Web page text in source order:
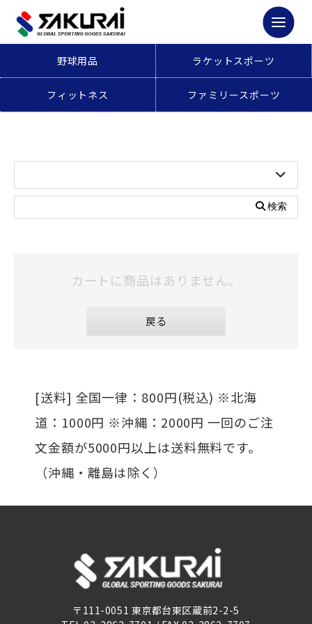
野球用品 ラケットスポーツ
フィットネス ファミリースポーツ
検索
カートに商品はありません。
[送料] 全国一律：800円(税込) ※北海
道：1000円 ※沖縄：2000円 一回のご注
文金額が5000円以上は送料無料です。
（沖縄・離島は除く）
〒111-0051 東京都台東区蔵前2-2-5